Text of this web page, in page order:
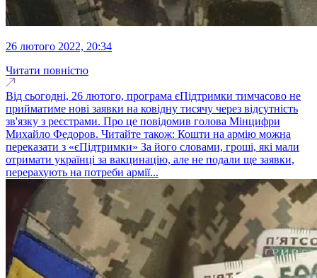
26 лютого 2022, 20:34
Читати повністю
Від сьогодні, 26 лютого, програма єПідтримки тимчасово не
прийматиме нові заявки на ковідну тисячу через відсутність
зв'язку з реєстрами. Про це повідомив голова Мінцифри
Михайло Федоров. Читайте також: Кошти на армію можна
переказати з «єПідтримки» За його словами, гроші, які мали
отримати українці за вакцинацію, але не подали ще заявки,
перерахують на потреби армії...